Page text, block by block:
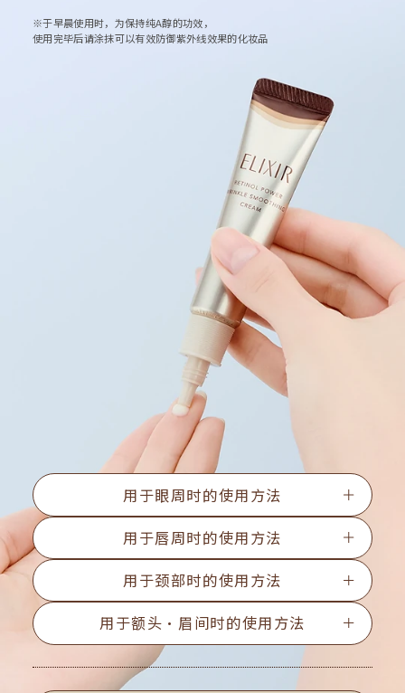
※于早晨使用时，为保持纯A醇的功效，
使用完毕后请涂抹可以有效防御紫外线效果的化妆品
用于眼周时的使用方法
用于唇周时的使用方法
用于颈部时的使用方法
用于额头·眉间时的使用方法